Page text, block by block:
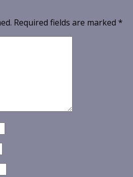
Required fields are marked *